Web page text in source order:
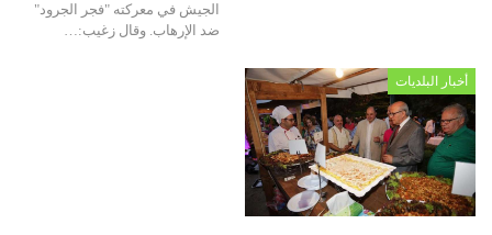
الجيش في معركته "فجر الجرود"
ضد الإرهاب. وقال زغيب:…
أخبار البلديات